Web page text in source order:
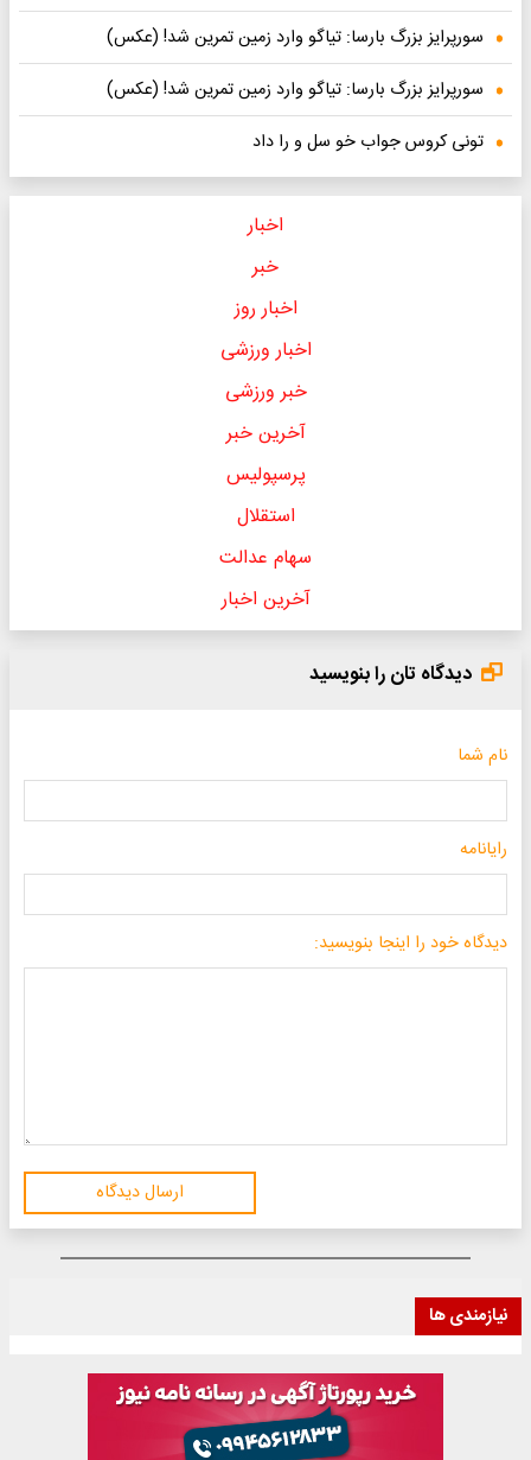
سورپرایز بزرگ بارسا: تیاگو وارد زمین تمرین شد! (عکس)
سورپرایز بزرگ بارسا: تیاگو وارد زمین تمرین شد! (عکس)
تونی کروس جواب خو سل و را داد
اخبار
خبر
اخبار روز
اخبار ورزشی
خبر ورزشی
آخرین خبر
پرسپولیس
استقلال
سهام عدالت
آخرین اخبار
دیدگاه تان را بنویسید
نام شما
رایانامه
دیدگاه خود را اینجا بنویسید:
ارسال دیدگاه
نیازمندی ها